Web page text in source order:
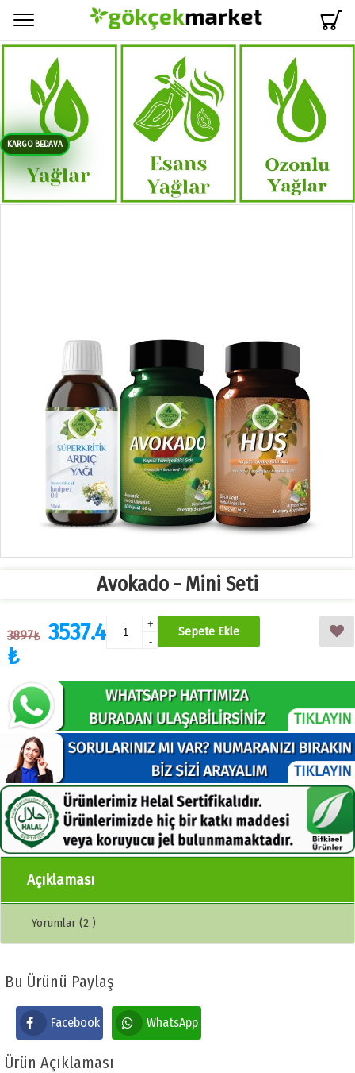
KARGO BEDAVA
Avokado - Mini Seti
3897₺ 3537.4
₺
+
-
Sepete Ekle
Açıklaması
Yorumlar (2 )
Bu Ürünü Paylaş
Facebook WhatsApp
Ürün Açıklaması